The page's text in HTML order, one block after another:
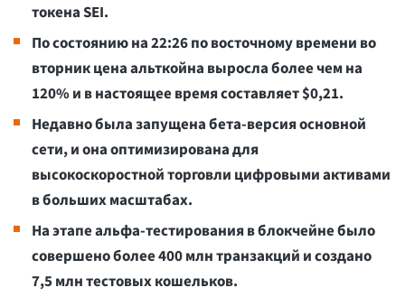
токена SEI.
По состоянию на 22:26 по восточному времени во
вторник цена альткойна выросла более чем на
120% и в настоящее время составляет $0,21.
Недавно была запущена бета-версия основной
сети, и она оптимизирована для
высокоскоростной торговли цифровыми активами
в больших масштабах.
На этапе альфа-тестирования в блокчейне было
совершено более 400 млн транзакций и создано
7,5 млн тестовых кошельков.